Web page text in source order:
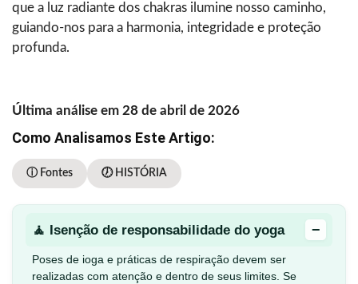
que a luz radiante dos chakras ilumine nosso caminho,
guiando-nos para a harmonia, integridade e proteção
profunda.
Última análise em 28 de abril de 2026
Como Analisamos Este Artigo:
ⓘ Fontes 🕖 HISTÓRIA
🧘 Isenção de responsabilidade do yoga −
Poses de ioga e práticas de respiração devem ser
realizadas com atenção e dentro de seus limites. Se